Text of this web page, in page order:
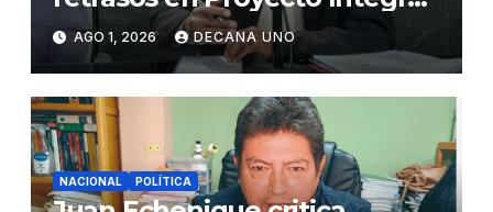
de Agua y Alcantarillado para
Juliaca
AGO 1, 2026 DECANA UNO
NACIONAL POLÍTICA